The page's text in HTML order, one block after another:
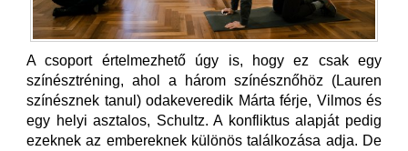
A csoport értelmezhető úgy is, hogy ez csak egy
színésztréning, ahol a három színésznőhöz (Lauren
színésznek tanul) odakeveredik Márta férje, Vilmos és
egy helyi asztalos, Schultz. A konfliktus alapját pedig
ezeknek az embereknek különös találkozása adja. De